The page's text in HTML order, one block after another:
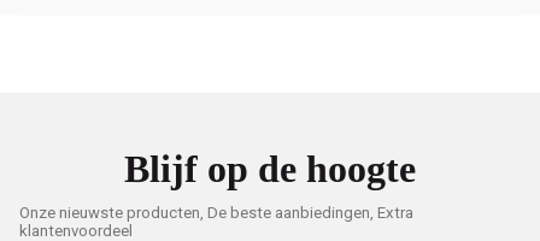
Blijf op de hoogte
Onze nieuwste producten, De beste aanbiedingen, Extra
klantenvoordeel